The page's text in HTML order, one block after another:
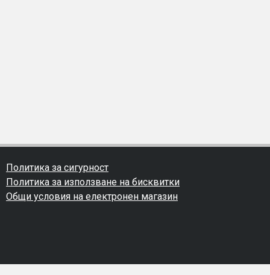
Политика за сигурност
Политика за използване на бисквитки
Общи условия на електронен магазин